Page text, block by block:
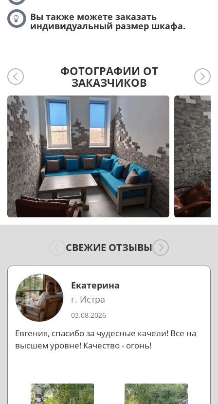
Вы также можете заказать
индивидуальный размер шкафа.
ФОТОГРАФИИ ОТ
ЗАКАЗЧИКОВ
СВЕЖИЕ ОТЗЫВЫ
Екатерина
г. Истра
03.08.2026
Евгения, спасибо за чудесные качели! Все на
высшем уровне! Качество - огонь!